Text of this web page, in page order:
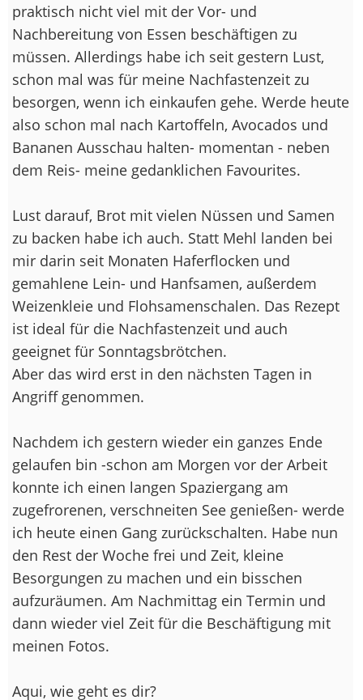
praktisch nicht viel mit der Vor- und
Nachbereitung von Essen beschäftigen zu
müssen. Allerdings habe ich seit gestern Lust,
schon mal was für meine Nachfastenzeit zu
besorgen, wenn ich einkaufen gehe. Werde heute
also schon mal nach Kartoffeln, Avocados und
Bananen Ausschau halten- momentan - neben
dem Reis- meine gedanklichen Favourites.
Lust darauf, Brot mit vielen Nüssen und Samen
zu backen habe ich auch. Statt Mehl landen bei
mir darin seit Monaten Haferflocken und
gemahlene Lein- und Hanfsamen, außerdem
Weizenkleie und Flohsamenschalen. Das Rezept
ist ideal für die Nachfastenzeit und auch
geeignet für Sonntagsbrötchen.
Aber das wird erst in den nächsten Tagen in
Angriff genommen.
Nachdem ich gestern wieder ein ganzes Ende
gelaufen bin -schon am Morgen vor der Arbeit
konnte ich einen langen Spaziergang am
zugefrorenen, verschneiten See genießen- werde
ich heute einen Gang zurückschalten. Habe nun
den Rest der Woche frei und Zeit, kleine
Besorgungen zu machen und ein bisschen
aufzuräumen. Am Nachmittag ein Termin und
dann wieder viel Zeit für die Beschäftigung mit
meinen Fotos.
Aqui, wie geht es dir?